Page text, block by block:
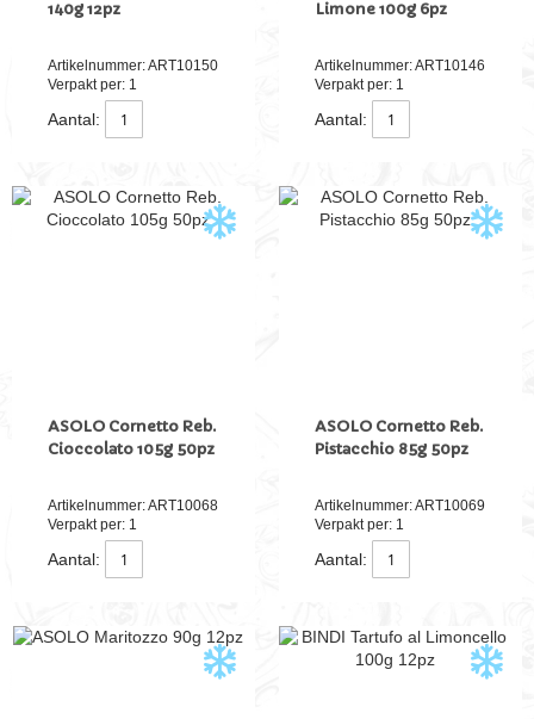
140g 12pz
Artikelnummer: ART10150
Verpakt per: 1
Aantal:
Limone 100g 6pz
Artikelnummer: ART10146
Verpakt per: 1
Aantal:
ASOLO Cornetto Reb.
Cioccolato 105g 50pz
Artikelnummer: ART10068
Verpakt per: 1
Aantal:
ASOLO Cornetto Reb.
Pistacchio 85g 50pz
Artikelnummer: ART10069
Verpakt per: 1
Aantal: